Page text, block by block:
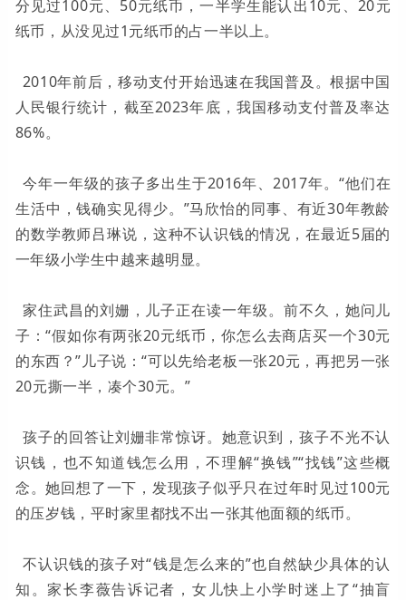
分见过100元、50元纸币，一半学生能认出10元、20元
纸币，从没见过1元纸币的占一半以上。
2010年前后，移动支付开始迅速在我国普及。根据中国
人民银行统计，截至2023年底，我国移动支付普及率达
86%。
今年一年级的孩子多出生于2016年、2017年。“他们在
生活中，钱确实见得少。”马欣怡的同事、有近30年教龄
的数学教师吕琳说，这种不认识钱的情况，在最近5届的
一年级小学生中越来越明显。
家住武昌的刘姗，儿子正在读一年级。前不久，她问儿
子：“假如你有两张20元纸币，你怎么去商店买一个30元
的东西？”儿子说：“可以先给老板一张20元，再把另一张
20元撕一半，凑个30元。”
孩子的回答让刘姗非常惊讶。她意识到，孩子不光不认
识钱，也不知道钱怎么用，不理解“换钱”“找钱”这些概
念。她回想了一下，发现孩子似乎只在过年时见过100元
的压岁钱，平时家里都找不出一张其他面额的纸币。
不认识钱的孩子对“钱是怎么来的”也自然缺少具体的认
知。家长李薇告诉记者，女儿快上小学时迷上了“抽盲